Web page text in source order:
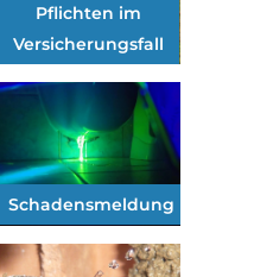
Pflichten im
Versicherungsfall
Schadensmeldung